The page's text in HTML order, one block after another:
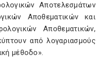
Aποτελεσμάτων
Aποθεματικών και
Aποθεματικών,
από λογαριασμούς
μέθοδο».